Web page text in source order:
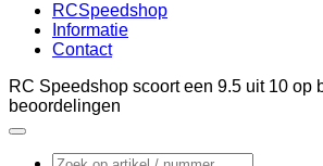
RCSpeedshop
Informatie
Contact
RC Speedshop scoort een 9.5 uit 10 op
beoordelingen
Zoeken